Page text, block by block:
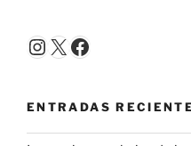
para
Instagram
X Facebook
ENTRADAS